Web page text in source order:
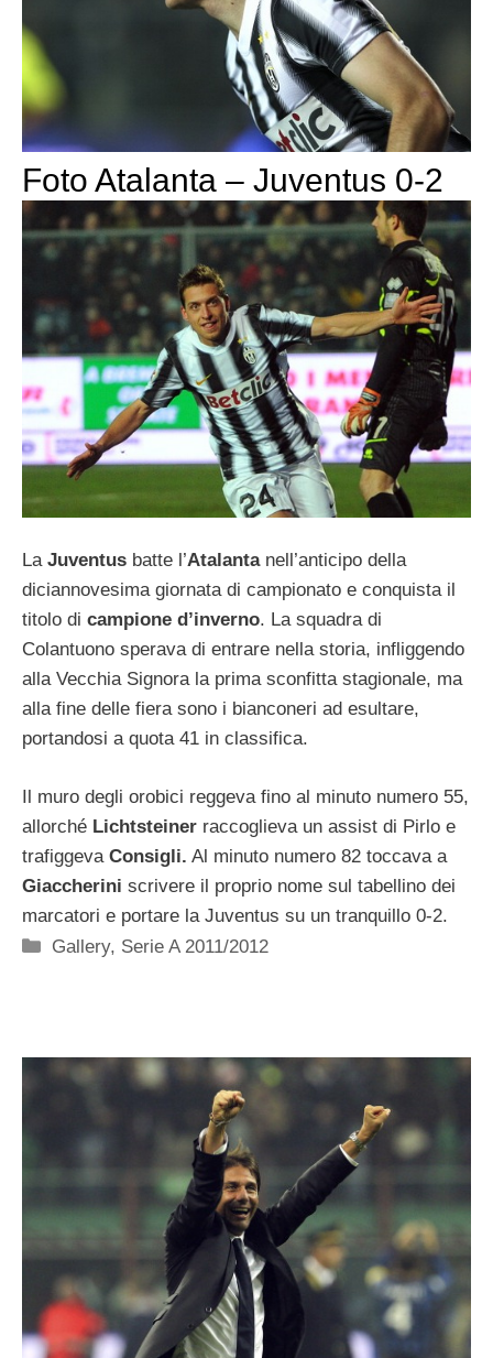
Foto Atalanta – Juventus 0-2
LaJuventus batte l’Atalantanell’anticipo della
diciannovesima giornata di campionato e conquista il
titolo di campione d’inverno. La squadra di
Colantuono sperava di entrare nella storia, infliggendo
alla Vecchia Signora la prima sconfitta stagionale, ma
alla fine delle fiera sono i bianconeri ad esultare,
portandosi a quota 41 in classifica.
Il muro degli orobici reggeva fino al minuto numero 55,
allorché Lichtsteiner raccoglieva un assist di Pirlo e
trafiggeva Consigli. Al minuto numero 82 toccava a
Giaccherini scrivere il proprio nome sul tabellino dei
marcatori e portare la Juventus su un tranquillo 0-2.
Categorie
Gallery, Serie A 2011/2012